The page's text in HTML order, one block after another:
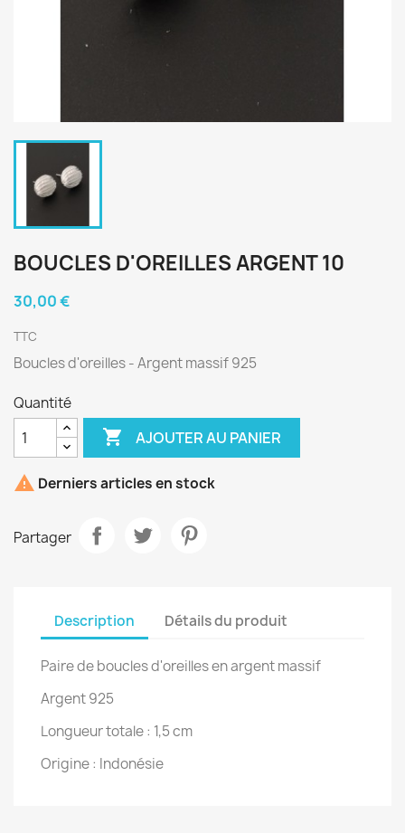
BOUCLES D'OREILLES ARGENT 10
30,00 €
TTC
Boucles d'oreilles - Argent massif 925
Quantité
 AJOUTER AU PANIER
 Derniers articles en stock
Partager
Description Détails du produit
Paire de boucles d'oreilles en argent massif
Argent 925
Longueur totale : 1,5 cm
Origine : Indonésie